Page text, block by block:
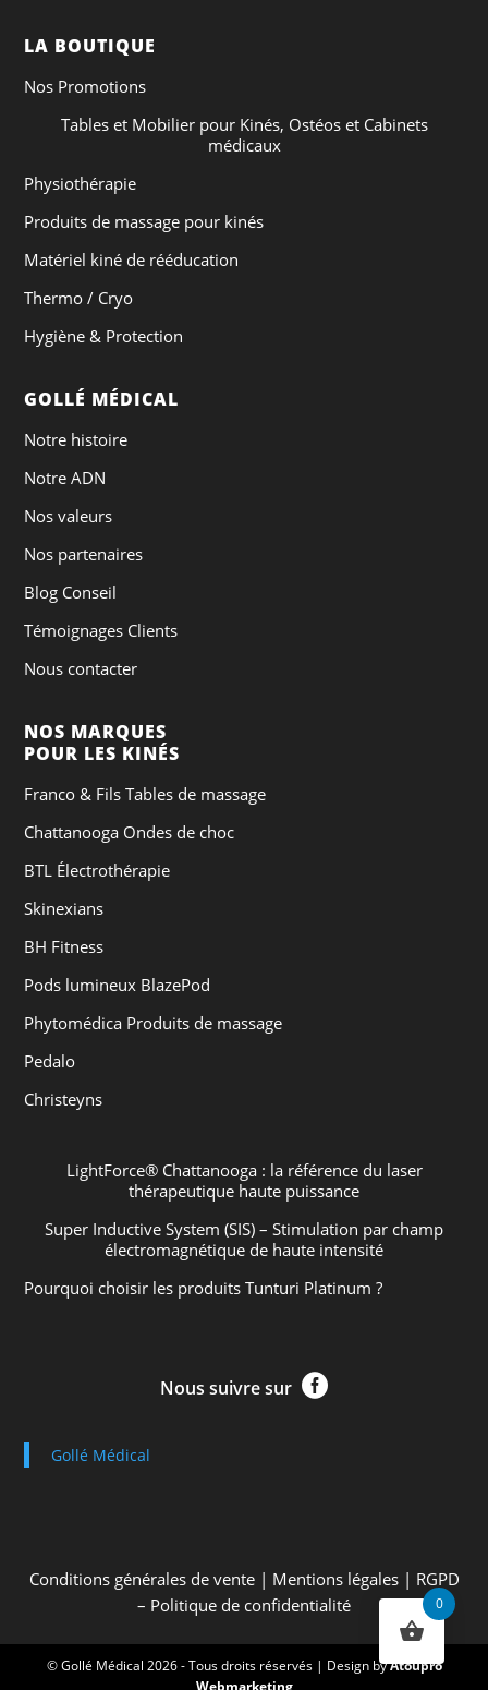
LA BOUTIQUE
Nos Promotions
Tables et Mobilier pour Kinés, Ostéos et Cabinets
médicaux
Physiothérapie
Produits de massage pour kinés
Matériel kiné de rééducation
Thermo / Cryo
Hygiène & Protection
GOLLÉ MÉDICAL
Notre histoire
Notre ADN
Nos valeurs
Nos partenaires
Blog Conseil
Témoignages Clients
Nous contacter
NOS MARQUES
POUR LES KINÉS
Franco & Fils Tables de massage
Chattanooga Ondes de choc
BTL Électrothérapie
Skinexians
BH Fitness
Pods lumineux BlazePod
Phytomédica Produits de massage
Pedalo
Christeyns
LightForce® Chattanooga : la référence du laser
thérapeutique haute puissance
Super Inductive System (SIS) – Stimulation par champ
électromagnétique de haute intensité
Pourquoi choisir les produits Tunturi Platinum ?
Nous suivre sur 
Gollé Médical
Conditions générales de vente| Mentions légales| RGPD
– Politique de confidentialité
© Gollé Médical 2026 - Tous droits réservés | Design byAtoupro
0